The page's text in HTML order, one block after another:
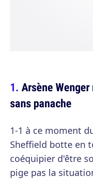
Arsène
sans panache
1-1 à ce moment
Sheffield botte en
coéquipier d'être
pige pas la